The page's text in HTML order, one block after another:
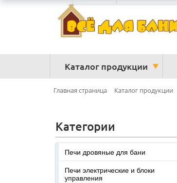
Каталог продукции
Главная страница Каталог продукции
Категории
Печи дровяные для бани
Печи электрические и блоки
управления